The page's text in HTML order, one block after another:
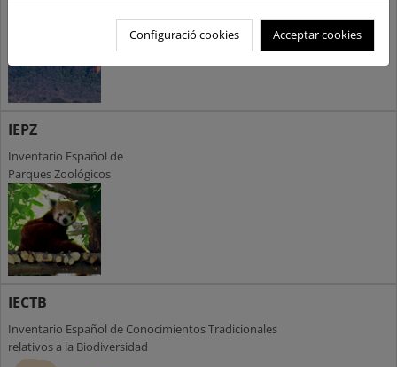
IEPZ
Inventario Español de
Parques Zoológicos
IECTB
Inventario Español de Conocimientos Tradicionales
relativos a la Biodiversidad
Configuració cookies Acceptar cookies